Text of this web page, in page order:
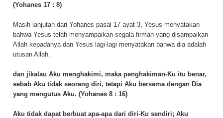
(Yohanes 17 : 8)
Masih lanjutan dari Yohanes pasal 17 ayat 3, Yesus menyatakan
bahwa Yesus telah menyampaikan segala firman yang disampaikan
Allah kepadanya dan Yesus lagi-lagi menyatakan bahwa dia adalah
utusan Allah.
dan jikalau Aku menghakimi, maka penghakiman-Ku itu benar,
sebab Aku tidak seorang diri, tetapi Aku bersama dengan Dia
yang mengutus Aku. (Yohanes 8 : 16)
Aku tidak dapat berbuat apa-apa dari diri-Ku sendiri; Aku